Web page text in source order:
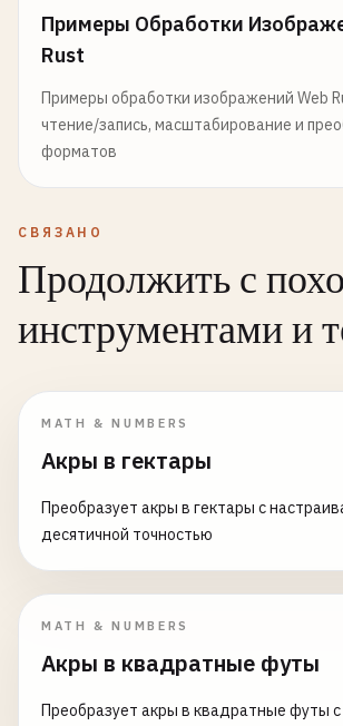
Примеры Обработки
Rust
Примеры обработки изображений Web
чтение/запись, масштабирование и
форматов
СВЯЗАНО
Продолжить с
инструментами и
MATH & NUMBERS
Акры в гектары
Преобразует акры в гектары с
десятичной точностью
MATH & NUMBERS
Акры в квадратные футы
Преобразует акры в квадратные футы с